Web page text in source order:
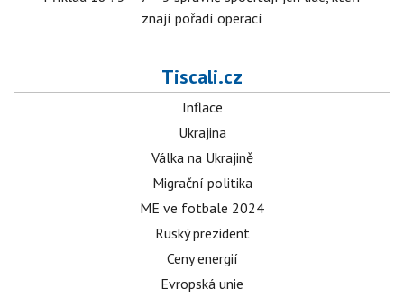
znají pořadí operací
Tiscali.cz
Inflace
Ukrajina
Válka na Ukrajině
Migrační politika
ME ve fotbale 2024
Ruský prezident
Ceny energií
Evropská unie